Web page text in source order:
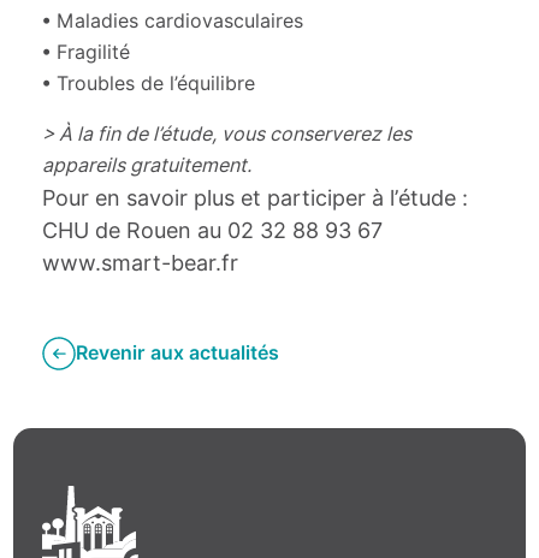
• Maladies cardiovasculaires
• Fragilité
• Troubles de l’équilibre
> À la fin de l’étude, vous conserverez les
appareils gratuitement.
Pour en savoir plus et participer à l’étude :
CHU de Rouen au 02 32 88 93 67
www.smart-bear.fr
Revenir aux actualités